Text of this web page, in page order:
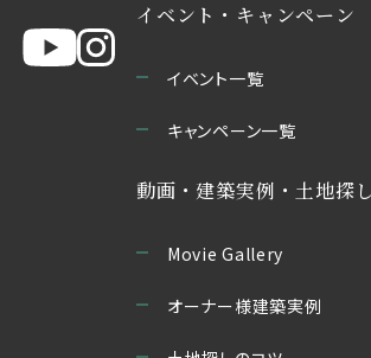
イベント・キャンペーン
イベント一覧
キャンペーン一覧
動画・建築実例・土地探
Movie Gallery
オーナー様建築実例